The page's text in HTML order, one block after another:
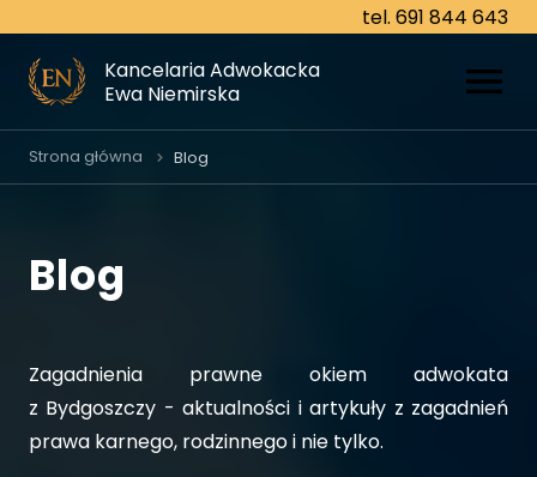
tel. 691 844 643
Kancelaria Adwokacka
Ewa Niemirska
tel. 691 844 643
Kancelaria Adwokacka
Ewa Niemirska
O nas
Prawo cywilne
Prawo rodzinne
Prawo gospodarcze
Strona główna Blog
Blog
Zagadnienia prawne okiem adwokata
z Bydgoszczy - aktualności i artykuły z zagadnień
prawa karnego, rodzinnego i nie tylko.